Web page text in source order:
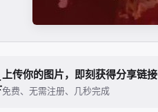
上传你的图片，即刻获得分享链接
免费、无需注册、几秒完成